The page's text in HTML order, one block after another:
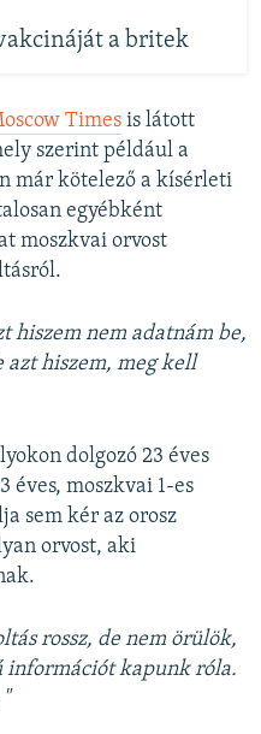
a britek
Times is látott
szerint például a
már kötelező a kísérleti
egyébként
moszkvai orvost
hiszem nem adatnám be,
azt hiszem, meg kell
dolgozó 23 éves
éves, moszkvai 1-es
sem kér az orosz
orvost, aki
rossz, de nem örülök,
információt kapunk róla.